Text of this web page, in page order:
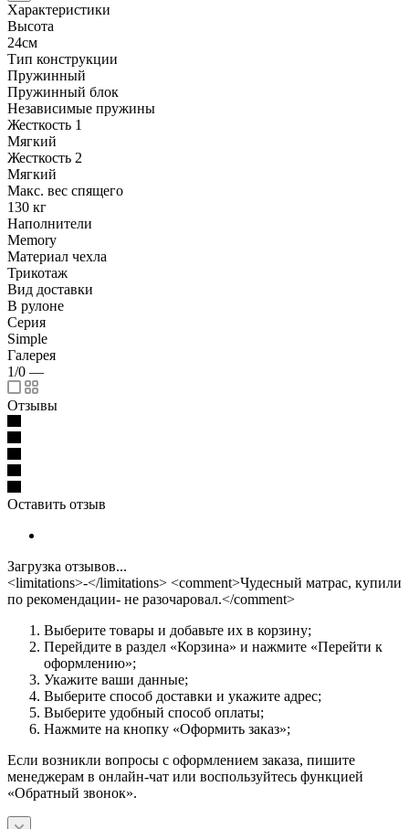
Характеристики
Высота
24см
Тип конструкции
Пружинный
Пружинный блок
Независимые пружины
Жесткость 1
Мягкий
Жесткость 2
Мягкий
Макс. вес спящего
130 кг
Наполнители
Memory
Материал чехла
Трикотаж
Вид доставки
В рулоне
Серия
Simple
Галерея
1/0 —
Отзывы
Оставить отзыв
Загрузка отзывов...
<limitations>-</limitations> <comment>Чудесный матрас, купили
по рекомендации- не разочаровал.</comment>
Выберите товары и добавьте их в корзину;
Перейдите в раздел «Корзина» и нажмите «Перейти к
оформлению»;
Укажите ваши данные;
Выберите способ доставки и укажите адрес;
Выберите удобный способ оплаты;
Нажмите на кнопку «Оформить заказ»;
Если возникли вопросы с оформлением заказа, пишите
менеджерам в онлайн-чат или воспользуйтесь функцией
«Обратный звонок».